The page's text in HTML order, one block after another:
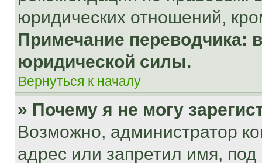
юридических отношений,
Примечание переводчика:
юридической силы.
Вернуться к началу
» Почему я не могу
Возможно, администратор
адрес или запретил имя,